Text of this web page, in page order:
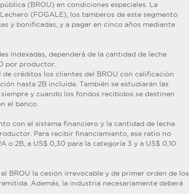
(BROU) en condiciones especiales. La
(FOGALE), los tamberos de este segmento
y bonificadas, y a pagar en cinco años mediante
indexadas, dependerá de la cantidad de leche
por productor.
créditos los clientes del BROU con calificación
hasta 2B incluida. También se estudiarán las
y cuando los fondos recibidos se destinen
el banco.
con el sistema financiero y la cantidad de leche
Para recibir financiamiento, ese ratio no
o 2B, a US$ 0,30 para la categoría 3 y a US$ 0,10
BROU la cesión irrevocable y de primer orden de los
Además, la industria necesariamente deberá